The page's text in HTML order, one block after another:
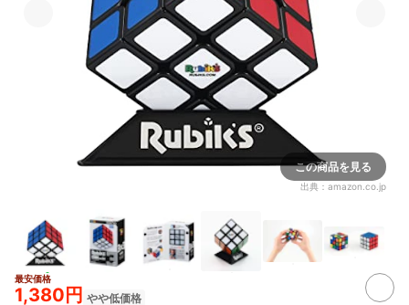
この商品を見る
出典： amazon.co.jp
最安価格
1,380円 やや低価格